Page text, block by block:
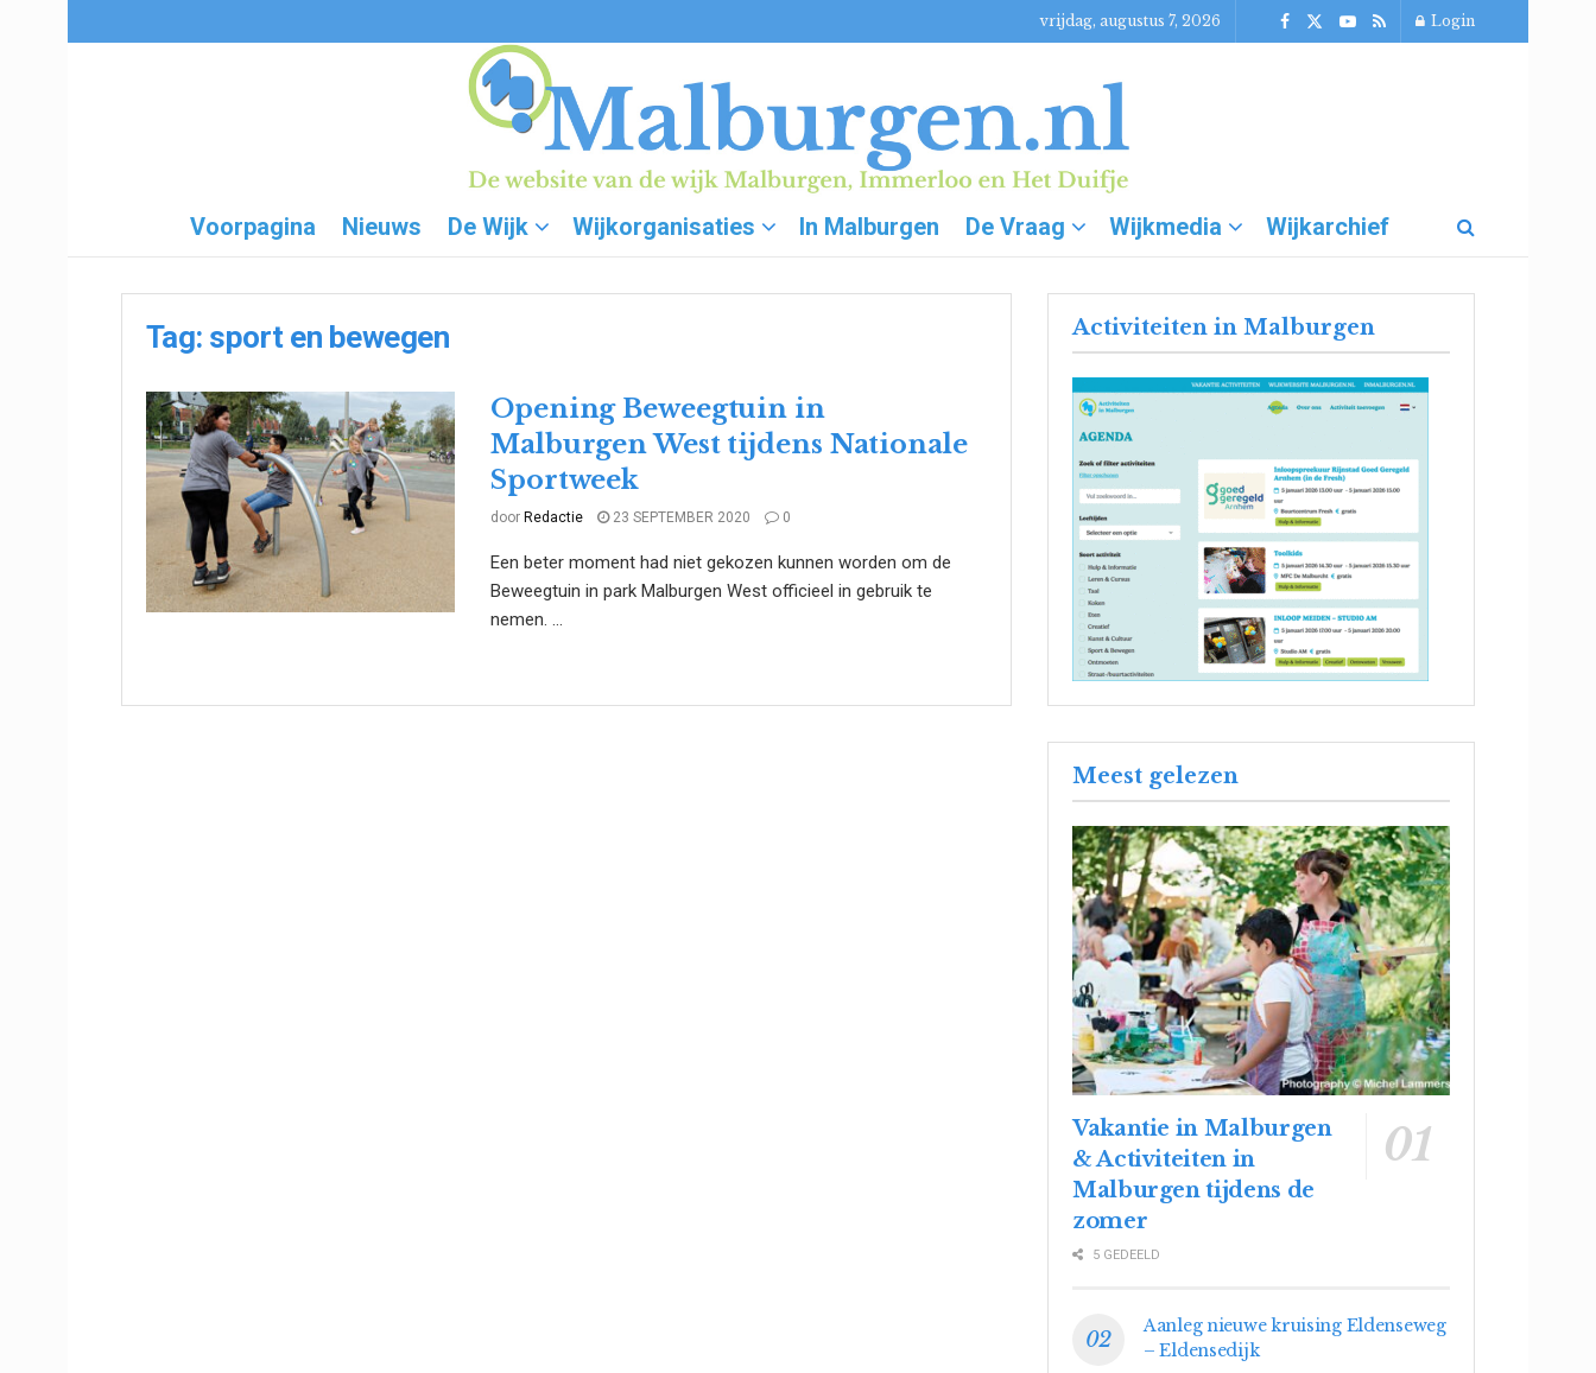
vrijdag, augustus 7, 2026 Login
Voorpagina Nieuws De Wijk Wijkorganisaties In Malburgen De Vraag Wijkmedia Wijkarchief
Tag: sport en bewegen
Opening Beweegtuin in
Malburgen West tijdens Nationale
Sportweek
door Redactie 23 SEPTEMBER 2020 0
Een beter moment had niet gekozen kunnen worden om de
Beweegtuin in park Malburgen West officieel in gebruik te
nemen. ...
Activiteiten in Malburgen
Meest gelezen
Vakantie in Malburgen
& Activiteiten in
Malburgen tijdens de
zomer
5 GEDEELD
Aanleg nieuwe kruising Eldenseweg
– Eldensedijk